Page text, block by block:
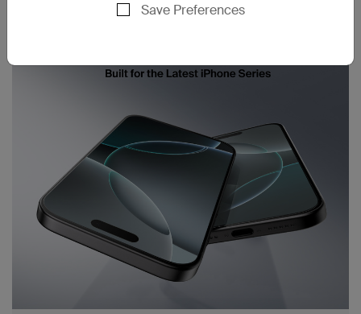
Save Preferences